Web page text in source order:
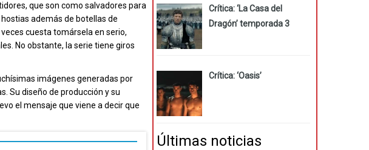
que son como salvadores para
además de botellas de
cuesta tomársela en serio,
No obstante, la serie tiene giros
imágenes generadas por
Su diseño de producción y su
el mensaje que viene a decir que
Crítica: ‘La Casa del
Dragón’ temporada 3
Crítica: ‘Oasis’
Últimas noticias